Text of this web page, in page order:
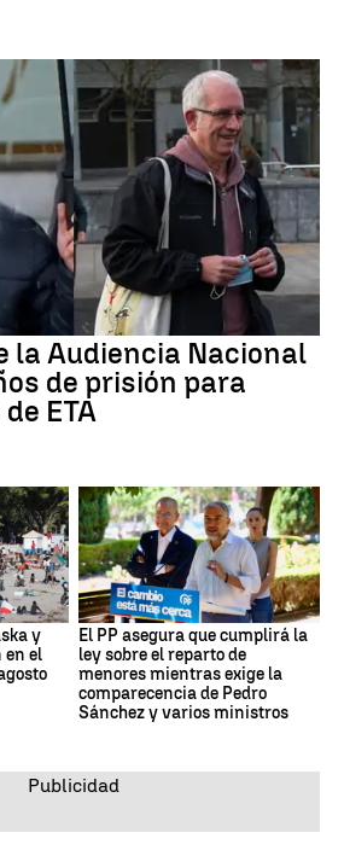
la Audiencia Nacional
de prisión para
ETA
y
en el
El PP asegura que cumplirá la
ley sobre el reparto de
menores mientras exige la
comparecencia de Pedro
Sánchez y varios ministros